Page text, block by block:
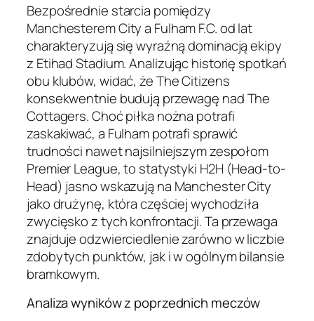
Bezpośrednie starcia pomiędzy
Manchesterem City a Fulham F.C. od lat
charakteryzują się wyraźną dominacją ekipy
z Etihad Stadium. Analizując historię spotkań
obu klubów, widać, że The Citizens
konsekwentnie budują przewagę nad The
Cottagers. Choć piłka nożna potrafi
zaskakiwać, a Fulham potrafi sprawić
trudności nawet najsilniejszym zespołom
Premier League, to statystyki H2H (Head-to-
Head) jasno wskazują na Manchester City
jako drużynę, która częściej wychodziła
zwycięsko z tych konfrontacji. Ta przewaga
znajduje odzwierciedlenie zarówno w liczbie
zdobytych punktów, jak i w ogólnym bilansie
bramkowym.
Analiza wyników z poprzednich meczów